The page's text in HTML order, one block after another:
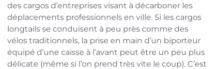
des cargos d’entreprises visant à décarboner les
déplacements professionnels en ville. Si les cargos
longtails se conduisent à peu près comme des
vélos traditionnels, la prise en main d’un biporteur
équipé d’une caisse à l’avant peut être un peu plus
délicate (même si l’on prend très vite le coup). C’est